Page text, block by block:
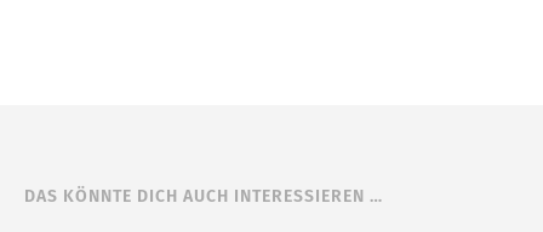
DAS KÖNNTE DICH AUCH INTERESSIEREN …